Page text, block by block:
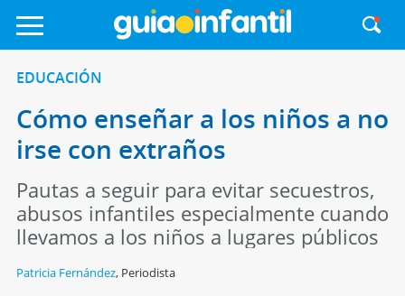
EDUCACIÓN
Cómo enseñar a los niños a no
irse con extraños
Pautas a seguir para evitar secuestros,
abusos infantiles especialmente cuando
llevamos a los niños a lugares públicos
Patricia Fernández, Periodista